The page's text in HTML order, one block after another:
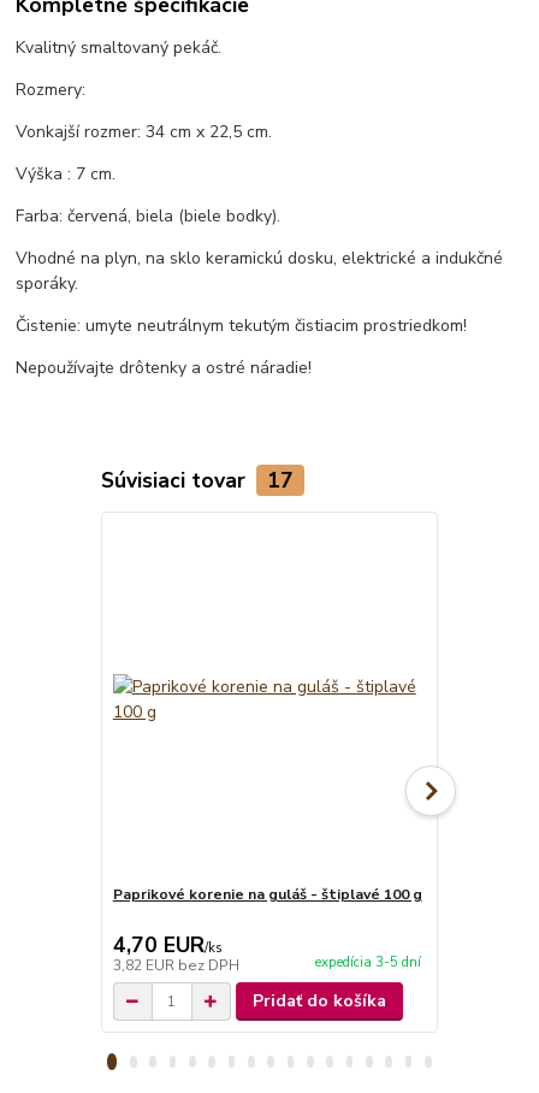
Kvalitný smaltovaný pekáč.
Rozmery:
Vonkajší rozmer: 34 cm x 22,5 cm.
Výška : 7 cm.
Farba: červená, biela (biele bodky).
Vhodné na plyn, na sklo keramickú dosku, elektrické a indukčné
sporáky.
Čistenie: umyte neutrálnym tekutým čistiacim prostriedkom!
Nepoužívajte drôtenky a ostré náradie!
Súvisiaci tovar 17
Paprikové korenie na guláš - štiplavé 100 g
4,70 EUR/ks
3,82 EUR bez DPH expedícia 3-5 dní
Pridať do košíka